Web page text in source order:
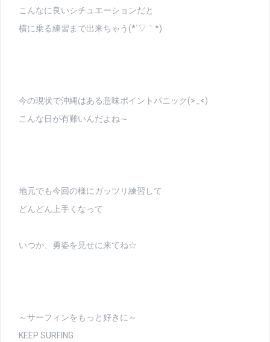
こんなに良いシチュエーションだと
横に乗る練習まで出来ちゃう(*´▽｀*)
今の現状で沖縄はある意味ポイントパニック(>_<)
こんな日が有難いんだよね～
地元でも今回の様にガッツリ練習して
どんどん上手くなって
いつか、勇姿を見せに来てね☆
～サーフィンをもっと好きに～
KEEP SURFING